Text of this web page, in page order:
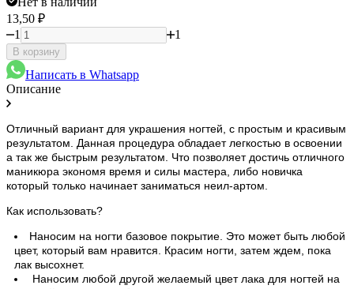
13,50 ₽
1
1
В корзину
Написать в Whatsapp
Описание
Отличный вариант для украшения ногтей, с простым и красивым
результатом. Данная процедура обладает легкостью в освоении
а так же быстрым результатом. Что позволяет достичь отличного
маникюра экономя время и силы мастера, либо новичка
который только начинает заниматься неил-артом.
Как использовать?
Наносим на ногти базовое покрытие. Это может быть любой
цвет, который вам нравится. Красим ногти, затем ждем, пока
лак высохнет.
Наносим любой другой желаемый цвет лака для ногтей на